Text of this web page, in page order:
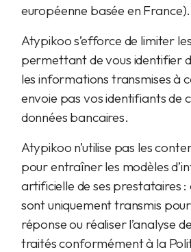
européenne basée en France).
Atypikoo s’efforce de limiter
permettant de vous identifier
les informations transmises à
envoie pas vos identifiants de
données bancaires.
Atypikoo n’utilise pas les
pour entraîner les modèles
artificielle de ses prestataires :
sont uniquement transmis
réponse ou réaliser l’analyse
traités conformément à la